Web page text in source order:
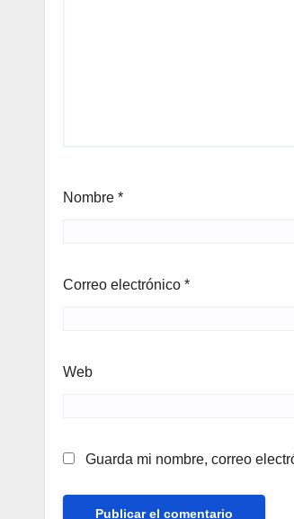
Nombre *
Correo electrónico *
Web
Guarda mi nombre, correo